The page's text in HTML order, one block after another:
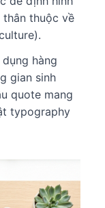
thân thuộc về
hàng
gian sinh
quote mang
typography